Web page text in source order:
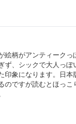
絵柄がアンティークっ
ず、シックで大人っぽ
印象になります。日本
のですが読むとほっこ